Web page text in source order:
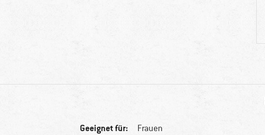
Geeignet für: Frauen